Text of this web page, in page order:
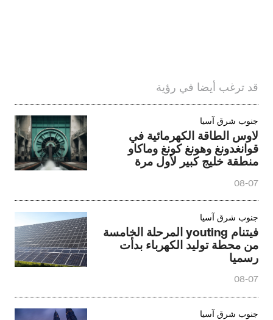
قد ترغب أيضا في رؤية
جنوب شرق آسيا‎
لاوس الطاقة الكهرمائية في
قوانغدونغ وهونغ كونغ وماكاو
منطقة خليج كبير لأول مرة
08-07
جنوب شرق آسيا‎
فيتنام youting المرحلة الخامسة
من محطة توليد الكهرباء بدأت
رسميا
08-07
جنوب شرق آسيا‎